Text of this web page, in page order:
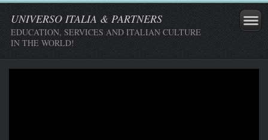
UNIVERSO ITALIA & PARTNERS
EDUCATION, SERVICES AND ITALIAN CULTURE
IN THE WORLD!